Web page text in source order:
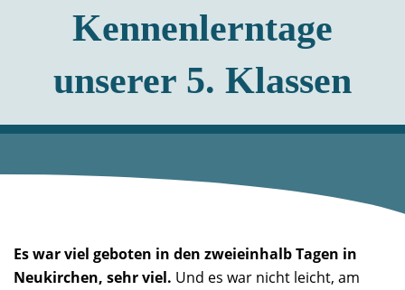
Kennenlerntage
unserer 5. Klassen
Es war viel geboten in den zweieinhalb Tagen in
Neukirchen, sehr viel. Und es war nicht leicht, am